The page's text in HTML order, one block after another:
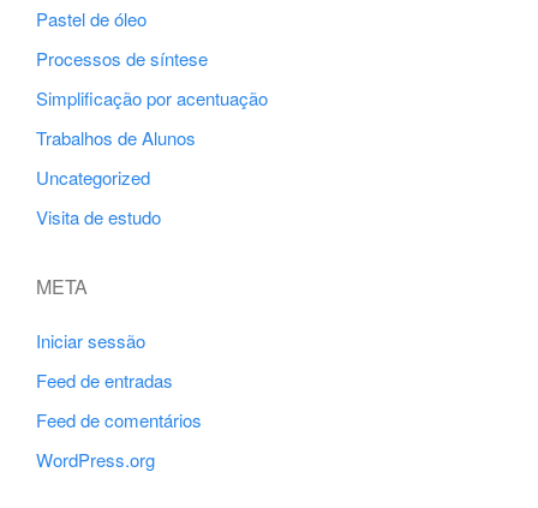
Pastel de óleo
Processos de síntese
Simplificação por acentuação
Trabalhos de Alunos
Uncategorized
Visita de estudo
META
Iniciar sessão
Feed de entradas
Feed de comentários
WordPress.org